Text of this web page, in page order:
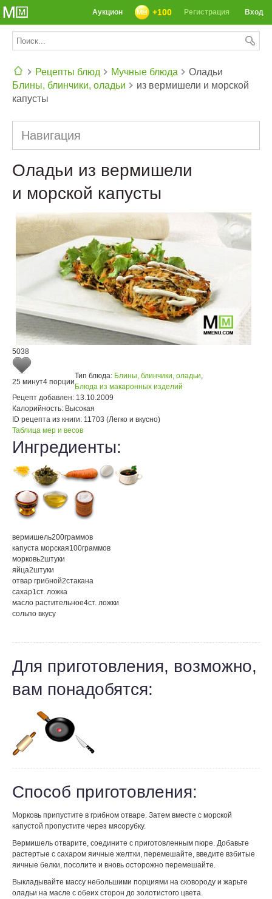
Вход
Регистрация
+100
Аукцион
Рецепты блюд
Мучные блюда
Блины, блинчики, оладьи
Оладьи
из вермишели и морской
капусты
Навигация
Оладьи из вермишели
и морской капусты
5038
25 минут4 порции
Тип блюда: Блины, блинчики, оладьи,
Блюда из макаронных изделий
Рецепт добавлен: 13.10.2009
Калорийность: Высокая
ID рецепта из книги: 11703 (Легко и вкусно)
Таблица мер и весов
Ингредиенты:
вермишель200граммов
капуста морская100граммов
морковь2штуки
яйца2штуки
отвар грибной2стакана
сахар1ст. ложка
масло растительное4ст. ложки
сольпо вкусу
Для приготовления, возможно,
вам понадобятся:
Способ приготовления:
Морковь припустите в грибном отваре. Затем вместе с морской
капустой пропустите через мясорубку.
Вермишель отварите, соедините с приготовленным пюре. Добавьте
растертые с сахаром яичные желтки, перемешайте, введите взбитые
яичные белки, посолите и вновь осторожно перемешайте.
Выкладывайте массу небольшими порциями на сковороду и жарьте
оладьи на масле с обеих сторон до золотистого цвета.